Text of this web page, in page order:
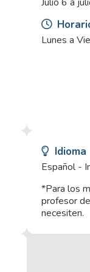
Lunes a
Idioma
Español -
*Para los
profesor
necesiten.